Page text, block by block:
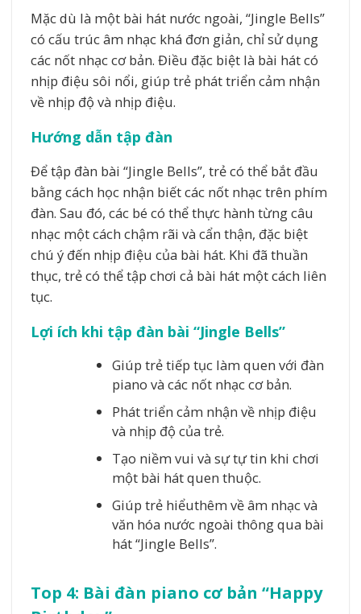
Mặc dù là một bài hát nước ngoài, “Jingle Bells”
có cấu trúc âm nhạc khá đơn giản, chỉ sử dụng
các nốt nhạc cơ bản. Điều đặc biệt là bài hát có
nhịp điệu sôi nổi, giúp trẻ phát triển cảm nhận
về nhịp độ và nhịp điệu.
Hướng dẫn tập đàn
Để tập đàn bài “Jingle Bells”, trẻ có thể bắt đầu
bằng cách học nhận biết các nốt nhạc trên phím
đàn. Sau đó, các bé có thể thực hành từng câu
nhạc một cách chậm rãi và cẩn thận, đặc biệt
chú ý đến nhịp điệu của bài hát. Khi đã thuần
thục, trẻ có thể tập chơi cả bài hát một cách liên
tục.
Lợi ích khi tập đàn bài “Jingle Bells”
Giúp trẻ tiếp tục làm quen với đàn
piano và các nốt nhạc cơ bản.
Phát triển cảm nhận về nhịp điệu
và nhịp độ của trẻ.
Tạo niềm vui và sự tự tin khi chơi
một bài hát quen thuộc.
Giúp trẻ hiểuthêm về âm nhạc và
văn hóa nước ngoài thông qua bài
hát “Jingle Bells”.
Top 4: Bài đàn piano cơ bản “Happy